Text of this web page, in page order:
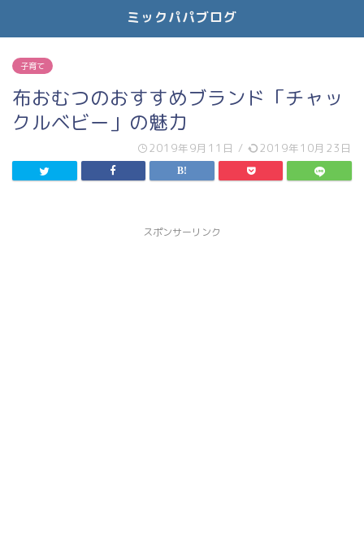
ミックパパブログ
子育て
布おむつのおすすめブランド「チャッ
クルベビー」の魅力
2019年9月11日 / 2019年10月23日
スポンサーリンク